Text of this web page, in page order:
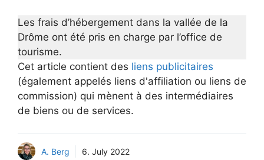
Les frais d’hébergement dans la vallée de la
Drôme ont été pris en charge par l’office de
tourisme.
Cet article contient des liens publicitaires
(également appelés liens d'affiliation ou liens de
commission) qui mènent à des intermédiaires
de biens ou de services.
A. Berg 6. July 2022